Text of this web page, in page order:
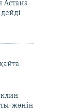
Астана
жөнін